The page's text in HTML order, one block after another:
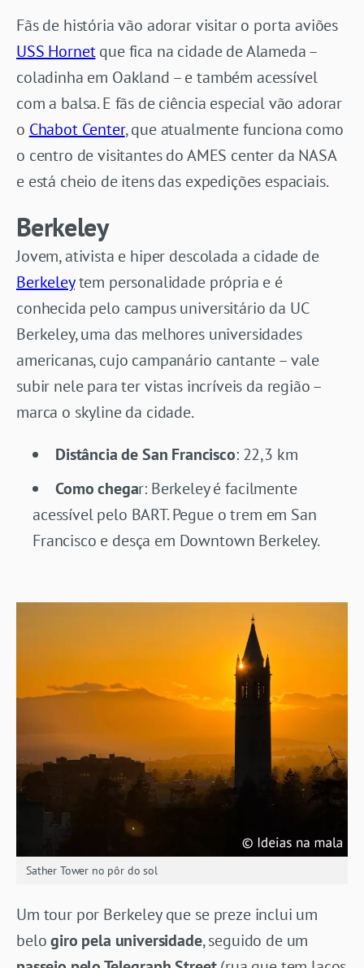
Fãs de história vão adorar visitar o porta aviões
USS Hornetque fica na cidade de Alameda –
coladinha em Oakland – e também acessível
com a balsa. E fãs de ciência especial vão adorar
o Chabot Center, que atualmente funciona como
o centro de visitantes do AMES center da NASA
e está cheio de itens das expedições espaciais.
Berkeley
Jovem, ativista e hiper descolada a cidade de
Berkeleytem personalidade própria e é
conhecida pelo campus universitário da UC
Berkeley, uma das melhores universidades
americanas, cujo campanário cantante – vale
subir nele para ter vistas incríveis da região –
marca o skyline da cidade.
Distância de San Francisco: 22,3 km
Como chegar: Berkeley é facilmente
acessível pelo BART. Pegue o trem em San
Francisco e desça em Downtown Berkeley.
Sather Tower no pôr do sol
Um tour por Berkeley que se preze inclui um
belogiro pela universidade, seguido de um